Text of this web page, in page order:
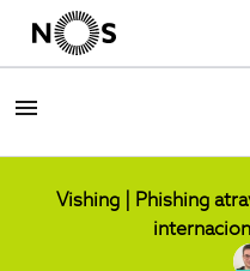
Vishing | Phishing